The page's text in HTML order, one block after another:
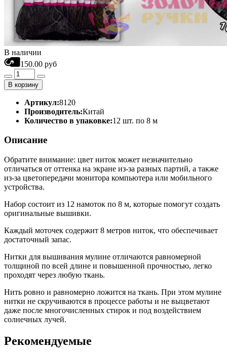
В наличии
150.00 руб
В корзину
Артикул:8120
Производитель:Китай
Количество в упаковке:12 шт. по 8 м
Описание
Обратите внимание: цвет ниток может незначительно
отличаться от оттенка на экране из-за разных партий, а также
из-за цветопередачи монитора компьютера или мобильного
устройства.
Набор состоит из 12 намоток по 8 м, которые помогут создать
оригинальные вышивки.
Каждый моточек содержит 8 метров ниток, что обеспечивает
достаточный запас.
Нитки для вышивания мулине отличаются равномерной
толщиной по всей длине и повышенной прочностью, легко
проходят через любую ткань.
Нить ровно и равномерно ложится на ткань. При этом мулине
нитки не скручиваются в процессе работы и не выцветают
даже после многочисленных стирок и под воздействием
солнечных лучей.
Рекомендуемые